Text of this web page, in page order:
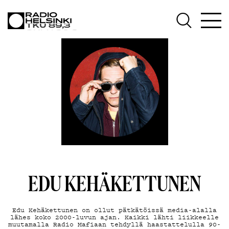
AJANKOHTAISTA
OHJELMAT
TEKIJÄT
ON-DEMAND
PODCAST
MAINOSTA
G LIVELAB
YSTÄVÄKLUBI
EDU KEHÄKETTUNEN
Edu Ke­hä­ket­tu­nen on ol­lut pät­kä­töis­sä me­dia-alal­la
lä­hes ko­ko 2000-lu­vun ajan. Kaik­ki läh­ti liik­keel­le
muu­ta­mal­la Ra­dio Ma­fiaan teh­dyl­lä haas­tat­te­lul­la 90-